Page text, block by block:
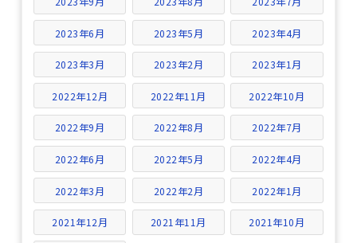
2023年6月 2023年5月 2023年4月
2023年3月 2023年2月 2023年1月
2022年12月 2022年11月 2022年10月
2022年9月 2022年8月 2022年7月
2022年6月 2022年5月 2022年4月
2022年3月 2022年2月 2022年1月
2021年12月 2021年11月 2021年10月